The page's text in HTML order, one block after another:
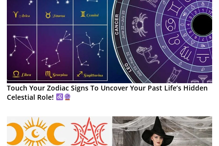
Touch Your Zodiac Signs To Uncover Your Past Life’s Hidden
Celestial Role!